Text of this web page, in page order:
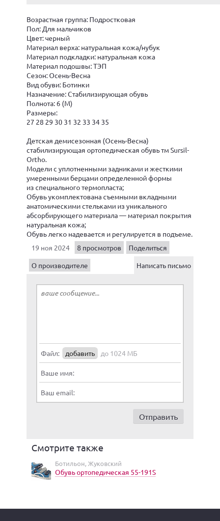
Возрастная группа: Подростковая
Пол: Для мальчиков
Цвет: черный
Материал верха: натуральная кожа/нубук
Материал подкладки: натуральная кожа
Материал подошвы: ТЭП
Сезон: Осень-Весна
Вид обуви: Ботинки
Назначение: Стабилизирующая обувь
Полнота: 6 (М)
Размеры:
27 28 29 30 31 32 33 34 35
Детская демисезонная (Осень-Весна)
стабилизирующая ортопедическая обувь тм Sursil-
Ortho.
Модели с уплотненными задниками и жесткими
умеренными берцами определенной формы
из специального термопласта;
Обувь укомплектована съемными вкладными
анатомическими стельками из уникального
абсорбирующего материала — материал покрытия
натуральная кожа;
Обувь легко надевается и регулируется в подъеме.
19 ноя 2024
8 просмотров
Поделиться
О производителе
Написать письмо
Файл: добавить до 1024 МБ
Ваше имя:
Ваш email:
Смотрите также
Ботильон, Жуковский
Обувь ортопедическая 55-191S